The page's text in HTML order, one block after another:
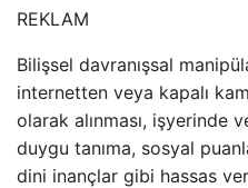
REKLAM
Bilişsel davranışsal
internetten veya kapalı
olarak alınması, işyerinde
duygu tanıma, sosyal
dini inançlar gibi hassas